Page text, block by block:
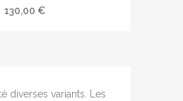
130,00 €
diverses variants. Les